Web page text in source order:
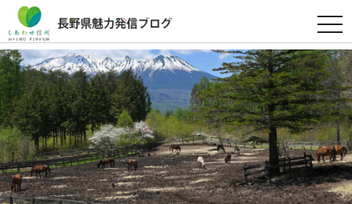
t
o
g
g
l
e
n
a
v
i
g
a
t
i
o
n